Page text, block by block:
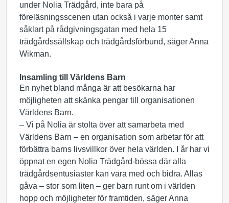
under Nolia Trädgård, inte bara på
föreläsningsscenen utan också i varje monter samt
såklart på rådgivningsgatan med hela 15
trädgårdssällskap och trädgårdsförbund, säger Anna
Wikman.
Insamling till Världens Barn
En nyhet bland många är att besökarna har
möjligheten att skänka pengar till organisationen
Världens Barn.
– Vi på Nolia är stolta över att samarbeta med
Världens Barn – en organisation som arbetar för att
förbättra barns livsvillkor över hela världen. I år har vi
öppnat en egen Nolia Trädgård-bössa där alla
trädgårdsentusiaster kan vara med och bidra. Allas
gåva – stor som liten – ger barn runt om i världen
hopp och möjligheter för framtiden, säger Anna